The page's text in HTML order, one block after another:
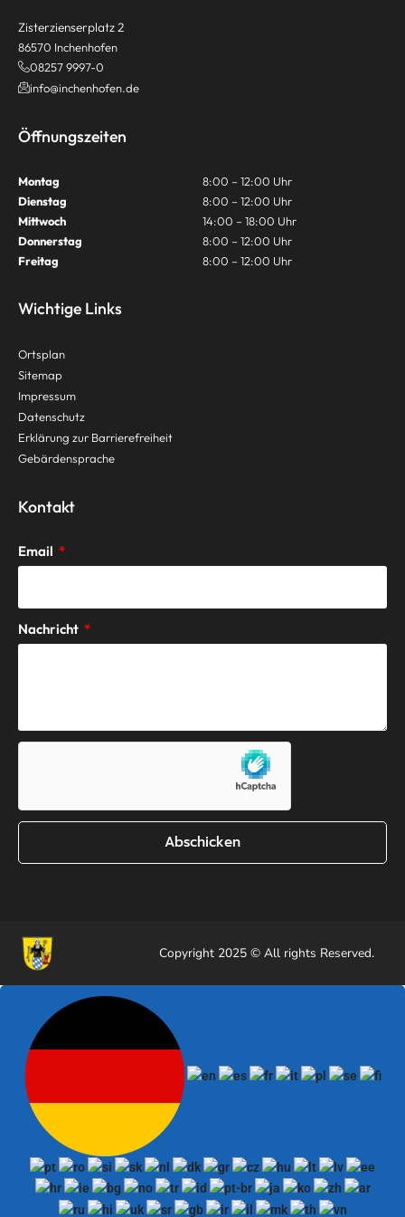
Zisterzienserplatz 2
86570 Inchenhofen
08257 9997-0
info@inchenhofen.de
Öffnungszeiten
Montag
8:00 – 12:00 Uhr
Dienstag
8:00 – 12:00 Uhr
Mittwoch
14:00 – 18:00 Uhr
Donnerstag
8:00 – 12:00 Uhr
Freitag
8:00 – 12:00 Uhr
Wichtige Links
Ortsplan
Sitemap
Impressum
Datenschutz
Erklärung zur Barrierefreiheit
Gebärdensprache
Kontakt
Email
Nachricht
Abschicken
Copyright 2025 © All rights Reserved.